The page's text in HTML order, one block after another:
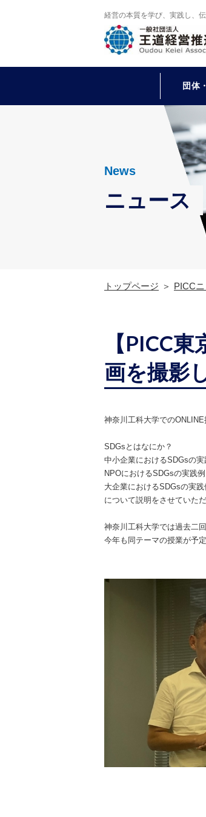
経営の本質を学び、実践し、
団体
News
ニュース
トップページ PICC
【PICC
画を撮影
神奈川工科大学でのONLINE
SDGsとはなにか？
中小企業におけるSDGsの
NPOにおけるSDGsの実践例
大企業におけるSDGsの実践
について説明をさせていた
神奈川工科大学では過去二
今年も同テーマの授業が予